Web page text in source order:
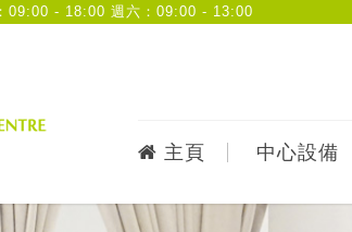
09:00 - 18:00 週六：09:00 - 13:00
主頁 中心設備